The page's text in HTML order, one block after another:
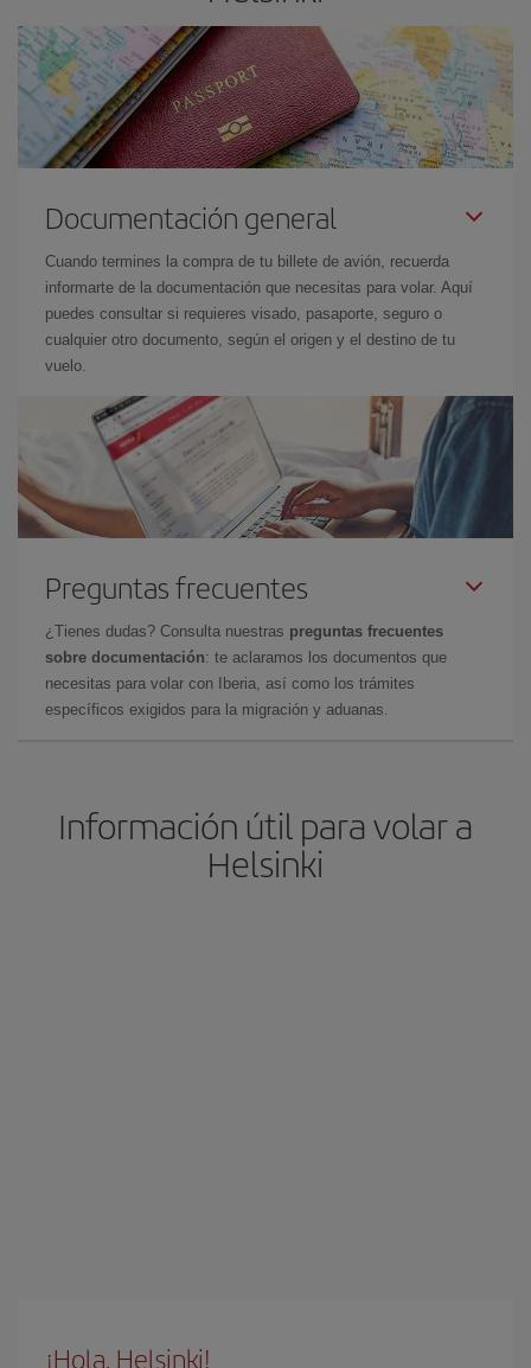
Documentación general
Cuando termines la compra de tu billete de avión, recuerda
informarte de la documentación que necesitas para volar. Aquí
puedes consultar si requieres visado, pasaporte, seguro o
cualquier otro documento, según el origen y el destino de tu
vuelo.
Preguntas frecuentes
¿Tienes dudas? Consulta nuestras preguntas frecuentes
sobre documentación: te aclaramos los documentos que
necesitas para volar con Iberia, así como los trámites
específicos exigidos para la migración y aduanas.
Información útil para volar a
Helsinki
¡Hola, Helsinki!